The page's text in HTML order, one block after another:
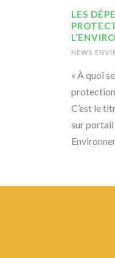
LES
NEWS
« À quoi
protection
C’est le
sur